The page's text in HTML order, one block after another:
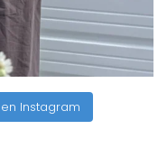
Instagram